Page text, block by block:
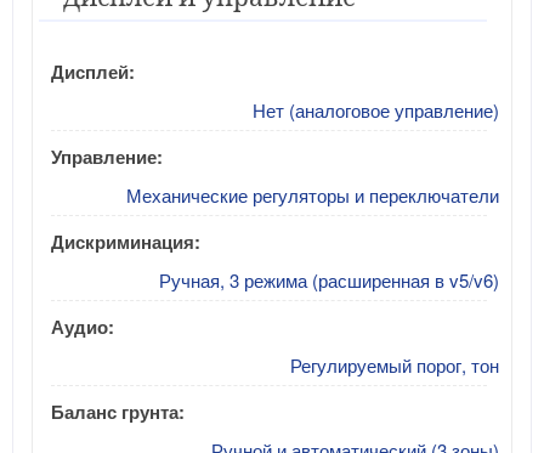
Дисплей:
Нет (аналоговое управление)
Управление:
Механические регуляторы и переключатели
Дискриминация:
Ручная, 3 режима (расширенная в v5/v6)
Аудио:
Регулируемый порог, тон
Баланс грунта: